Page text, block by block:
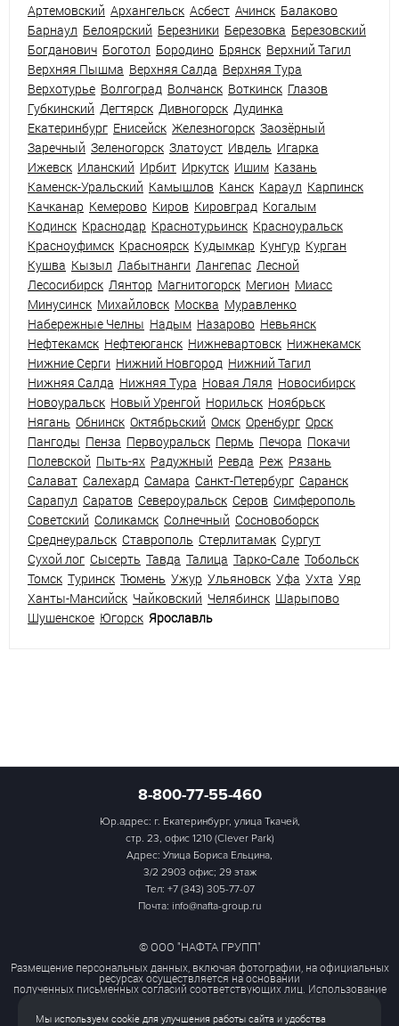
Артемовский Архангельск Асбест Ачинск Балаково
Барнаул Белоярский Березники Березовка Березовский
Богданович Боготол Бородино Брянск Верхний Тагил
Верхняя Пышма Верхняя Салда Верхняя Тура
Верхотурье Волгоград Волчанск Воткинск Глазов
Губкинский Дегтярск Дивногорск Дудинка
Екатеринбург Енисейск Железногорск Заозёрный
Заречный Зеленогорск Златоуст Ивдель Игарка
Ижевск Иланский Ирбит Иркутск Ишим Казань
Каменск-Уральский Камышлов Канск Караул Карпинск
Качканар Кемерово Киров Кировград Когалым
Кодинск Краснодар Краснотурьинск Красноуральск
Красноуфимск Красноярск Кудымкар Кунгур Курган
Кушва Кызыл Лабытнанги Лангепас Лесной
Лесосибирск Лянтор Магнитогорск Мегион Миасс
Минусинск Михайловск Москва Муравленко
Набережные Челны Надым Назарово Невьянск
Нефтекамск Нефтеюганск Нижневартовск Нижнекамск
Нижние Серги Нижний Новгород Нижний Тагил
Нижняя Салда Нижняя Тура Новая Ляля Новосибирск
Новоуральск Новый Уренгой Норильск Ноябрьск
Нягань Обнинск Октябрьский Омск Оренбург Орск
Пангоды Пенза Первоуральск Пермь Печора Покачи
Полевской Пыть-ях Радужный Ревда Реж Рязань
Салават Салехард Самара Санкт-Петербург Саранск
Сарапул Саратов Североуральск Серов Симферополь
Советский Соликамск Солнечный Сосновоборск
Среднеуральск Ставрополь Стерлитамак Сургут
Сухой лог Сысерть Тавда Талица Тарко-Сале Тобольск
Томск Туринск Тюмень Ужур Ульяновск Уфа Ухта Уяр
Ханты-Мансийск Чайковский Челябинск Шарыпово
Шушенское Югорск Ярославль
8-800-77-55-460
Юр.адрес: г. Екатеринбург, улица Ткачей,
стр. 23, офис 1210 (Clever Park)
Адрес: Улица Бориса Ельцина,
3/2 2903 офис; 29 этаж
Тел: +7 (343) 305-77-07
Почта: info@nafta-group.ru
© ООО "НАФТА ГРУПП"
Размещение персональных данных, включая фотографии, на официальных
ресурсах осуществляется на основании
полученных письменных согласий соответствующих лиц. Использование
этих материалов третьими лицами
Мы используем cookie для улучшения работы сайта и удобства